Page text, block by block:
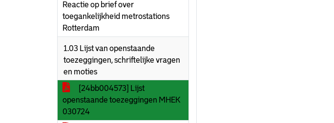
Reactie op brief over
toegankelijkheid metrostations
Rotterdam
1.03 Lijst van openstaande
toezeggingen, schriftelijke vragen
en moties
[24bb004573] Lijst
openstaande toezeggingen MHEK
030724